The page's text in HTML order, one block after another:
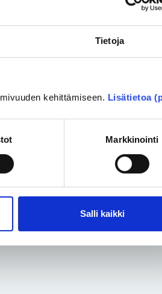
Tietoja
kehittämiseen. Lisätietoa
Markkinointi
Salli kaikki
• 27.05.2026
Perhe on uuden äärellä,
lyhytkasvuisena